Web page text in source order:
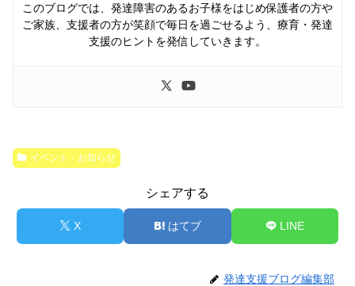
このブログでは、発達障害のあるお子様をはじめ保護者の方や
ご家族、支援者の方が笑顔で毎日を過ごせるよう、療育・発達
支援のヒントを発信していきます。
イベント・お知らせ
シェアする
X はてブ LINE
発達支援ブログ編集部